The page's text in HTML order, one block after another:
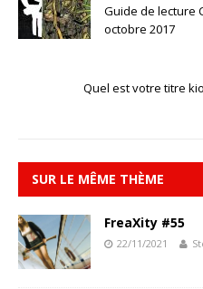
Guide de lecture
octobre 2017
Quel est votre titre
SUR LE MÊME THÈME
FreaXity #55
22/11/2021